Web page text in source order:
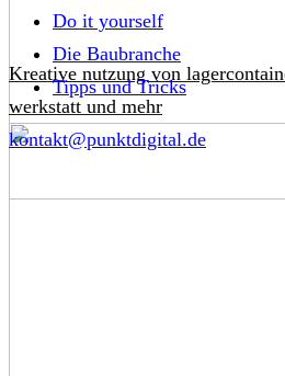
Kreative nutzung von
werkstatt und mehr
Do it yourself
Die Baubranche
Tipps und Tricks
kontakt@punktdigital.de